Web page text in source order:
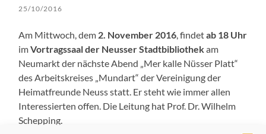
25/10/2016
Am Mittwoch, dem 2. November 2016, findetab 18 Uhr
imVortragssaal der Neusser Stadtbibliothekam
Neumarkt der nächste Abend „Mer kalle Nüsser Platt“
des Arbeitskreises „Mundart“ der Vereinigung der
Heimatfreunde Neuss statt. Er steht wie immer allen
Interessierten offen. Die Leitung hat Prof. Dr. Wilhelm
Schepping.